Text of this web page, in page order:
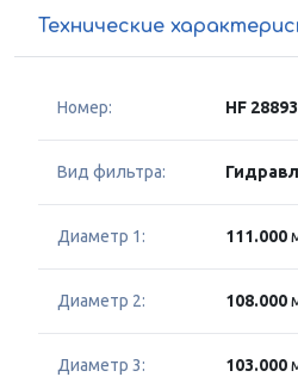
Технические
Номер: HF 28893
Вид фильтра:
Диаметр 1: 111.000
Диаметр 2: 108.000
Диаметр 3: 103.000